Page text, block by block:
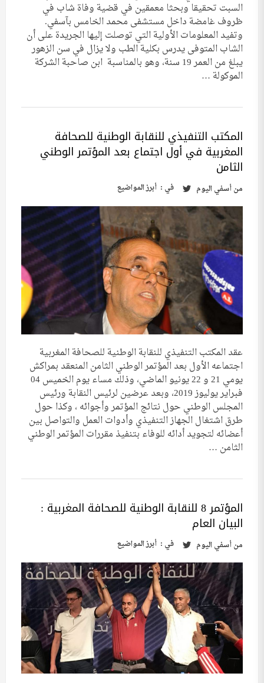
السبت تحقيقا وبحثا معمقين في قضية وفاة شاب في
ظروف غامضة داخل مستشفى محمد الخامس بآسفي.
وتفيد المعلومات الأولية التي توصلت إليها الجريدة على أن
الشاب المتوفى يدرس بكلية الطب ولا يزال في سن الزهور
يبلغ من العمر 19 سنة، وهو بالمناسبة ابن صاحبة الشركة
الموكولة …
المكتب التنفيذي للنقابة الوطنية للصحافة
المغربية في أول اجتماع بعد المؤتمر الوطني
الثامن
منأسفي اليوم في : أبرز المواضيع
عقد المكتب التنفيذي للنقابة الوطنية للصحافة المغربية
اجتماعه الأول بعد المؤتمر الوطني الثامن المنعقد بمراكش
يومي 21 و 22 يونيو الماضي، وذلك مساء يوم الخميس 04
فبراير يوليوز 2019، وبعد عرضين لرئيس النقابة ورئيس
المجلس الوطني حول نتائج المؤتمر وأجوائه ، وكذا حول
طرق اشتغال الجهاز التنفيذي وأدوات العمل والتواصل بين
أعضائه لتجويد أدائه للوفاء بتنفيذ مقررات المؤتمر الوطني
الثامن …
المؤتمر 8 للنقابة الوطنية للصحافة المغربية :
البيان العام
منأسفي اليوم في : أبرز المواضيع